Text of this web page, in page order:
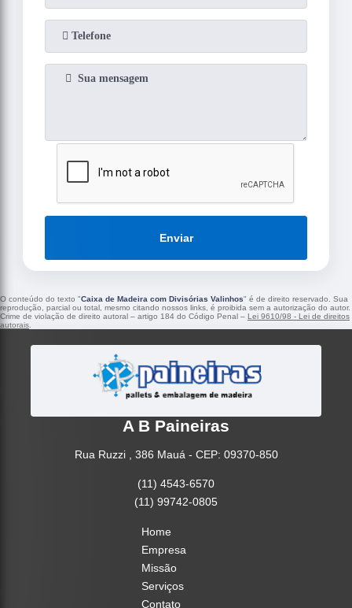
Enviar
O conteúdo do texto "Caixa de Madeira com Divisórias Valinhos" é de direito reservado. Sua
reprodução, parcial ou total, mesmo citando nossos links, é proibida sem a autorização do autor.
Crime de violação de direito autoral – artigo 184 do Código Penal – Lei 9610/98 - Lei de direitos
autorais.
A B Paineiras
Rua Ruzzi , 386 Mauá - CEP: 09370-850
(11) 4543-6570
(11) 99742-0805
Home
Empresa
Missão
Serviços
Contato